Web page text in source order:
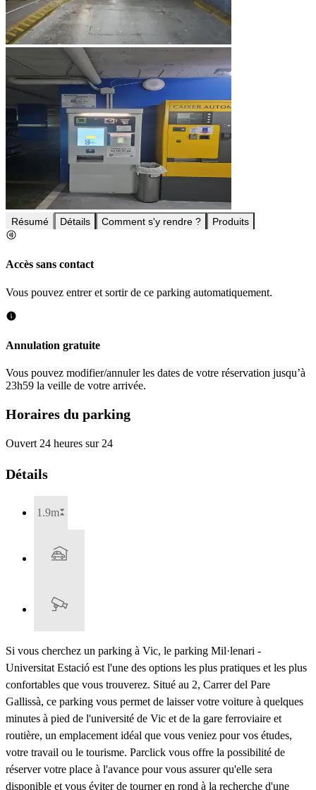
Résumé Détails Comment s'y rendre ? Produits
Accès sans contact
Vous pouvez entrer et sortir de ce parking automatiquement.
Annulation gratuite
Vous pouvez modifier/annuler les dates de votre réservation jusqu’à
23h59 la veille de votre arrivée.
Horaires du parking
Ouvert 24 heures sur 24
Détails
1.9m
Si vous cherchez un parking à Vic, le parking Mil·lenari -
Universitat Estació est l'une des options les plus pratiques et les plus
confortables que vous trouverez. Situé au 2, Carrer del Pare
Gallissà, ce parking vous permet de laisser votre voiture à quelques
minutes à pied de l'université de Vic et de la gare ferroviaire et
routière, un emplacement idéal que vous veniez pour vos études,
votre travail ou le tourisme. Parclick vous offre la possibilité de
réserver votre place à l'avance pour vous assurer qu'elle sera
disponible et vous éviter de tourner en rond à la recherche d'une